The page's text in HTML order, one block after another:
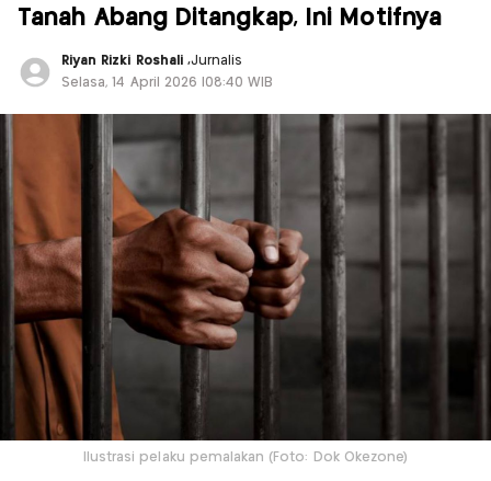
Tanah Abang Ditangkap, Ini Motifnya
Riyan Rizki Roshali ,Jurnalis
Selasa, 14 April 2026 |08:40 WIB
Ilustrasi pelaku pemalakan (Foto: Dok Okezone)